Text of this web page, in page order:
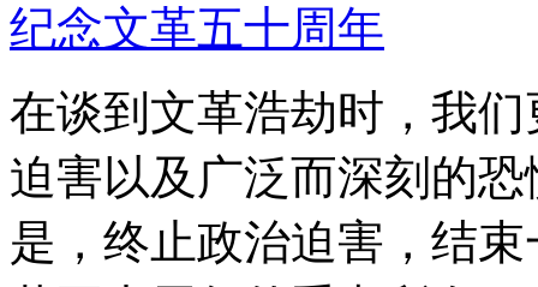
纪念文革五十周年
在谈到文革浩劫时，我
迫害以及广泛而深刻的
是，终止政治迫害，结